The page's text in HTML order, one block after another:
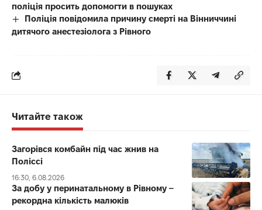
поліція просить допомогти в пошуках
Поліція повідомила причину смерті на Вінниччині
дитячого анестезіолога з Рівного
Читайте також
Загорівся комбайн під час жнив на
Поліссі
16:30, 6.08.2026
За добу у перинатальному в Рівному –
рекордна кількість малюків